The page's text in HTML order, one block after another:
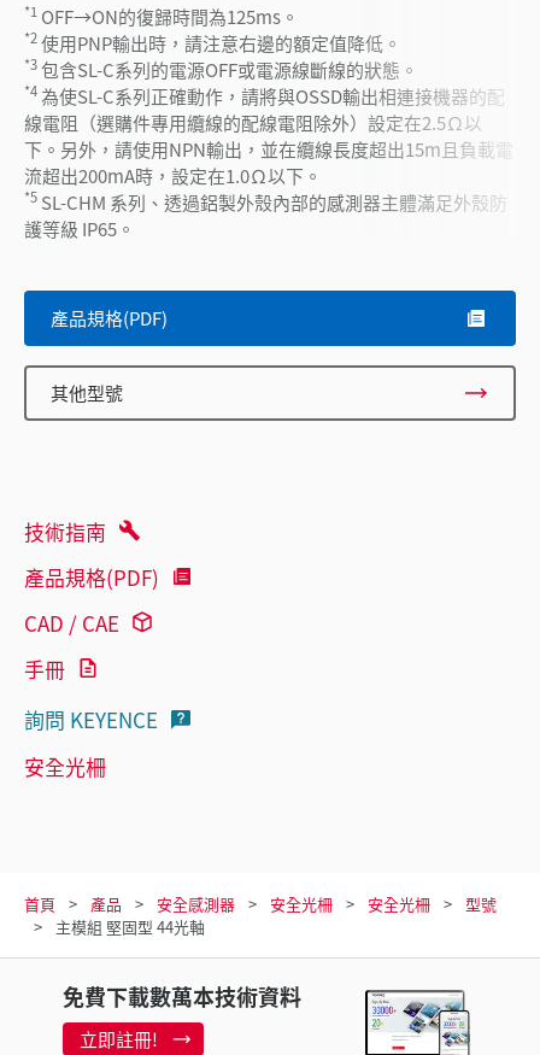
*1 OFF→ON的復歸時間為125ms。
*2使用PNP輸出時，請注意右邊的額定值降低。
*3包含SL-C系列的電源OFF或電源線斷線的狀態。
*4 為使SL-C系列正確動作，請將與OSSD輸出相連接機器的配
線電阻（選購件專用纜線的配線電阻除外）設定在2.5Ω以
下。另外，請使用NPN輸出，並在纜線長度超出15m且負載電
流超出200mA時，設定在1.0Ω以下。
*5 SL-CHM 系列、透過鋁製外殼內部的感測器主體滿足外殼防
護等級 IP65。
產品規格(PDF)
其他型號
技術指南
產品規格(PDF)
CAD / CAE
手冊
詢問 KEYENCE
安全光柵
首頁 產品 安全感測器 安全光柵 安全光柵
型號
主模組 堅固型 44光軸
免費下載數萬本技術資料
立即註冊!